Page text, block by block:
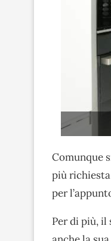
Comunque
più
per
Per di più, il